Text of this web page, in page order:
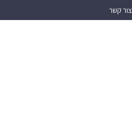
צור קשר